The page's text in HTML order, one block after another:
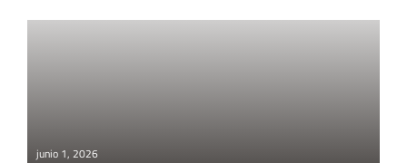
junio 1, 2026